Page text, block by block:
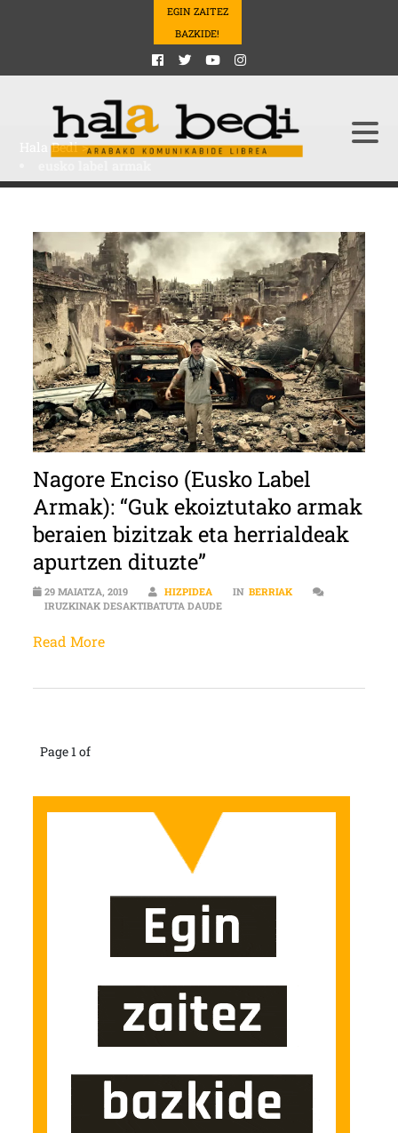
EGIN ZAITEZ
BAZKIDE!
Hala Bedi>
Nagore Enciso (Eusko Label
Armak): “Guk ekoiztutako armak
beraien bizitzak eta herrialdeak
apurtzen dituzte”
29 MAIATZA, 2019 HIZPIDEA IN BERRIAK
IRUZKINAK DESAKTIBATUTA DAUDENAGORE ENCISO (EUSKO LABEL
Read More
Page 1 of